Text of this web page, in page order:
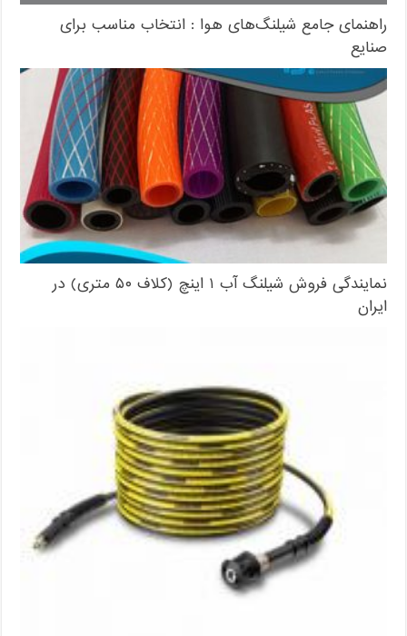
راهنمای جامع شیلنگ‌های هوا : انتخاب مناسب برای
صنایع
نمایندگی فروش شیلنگ آب ۱ اینچ (کلاف ۵۰ متری) در
ایران